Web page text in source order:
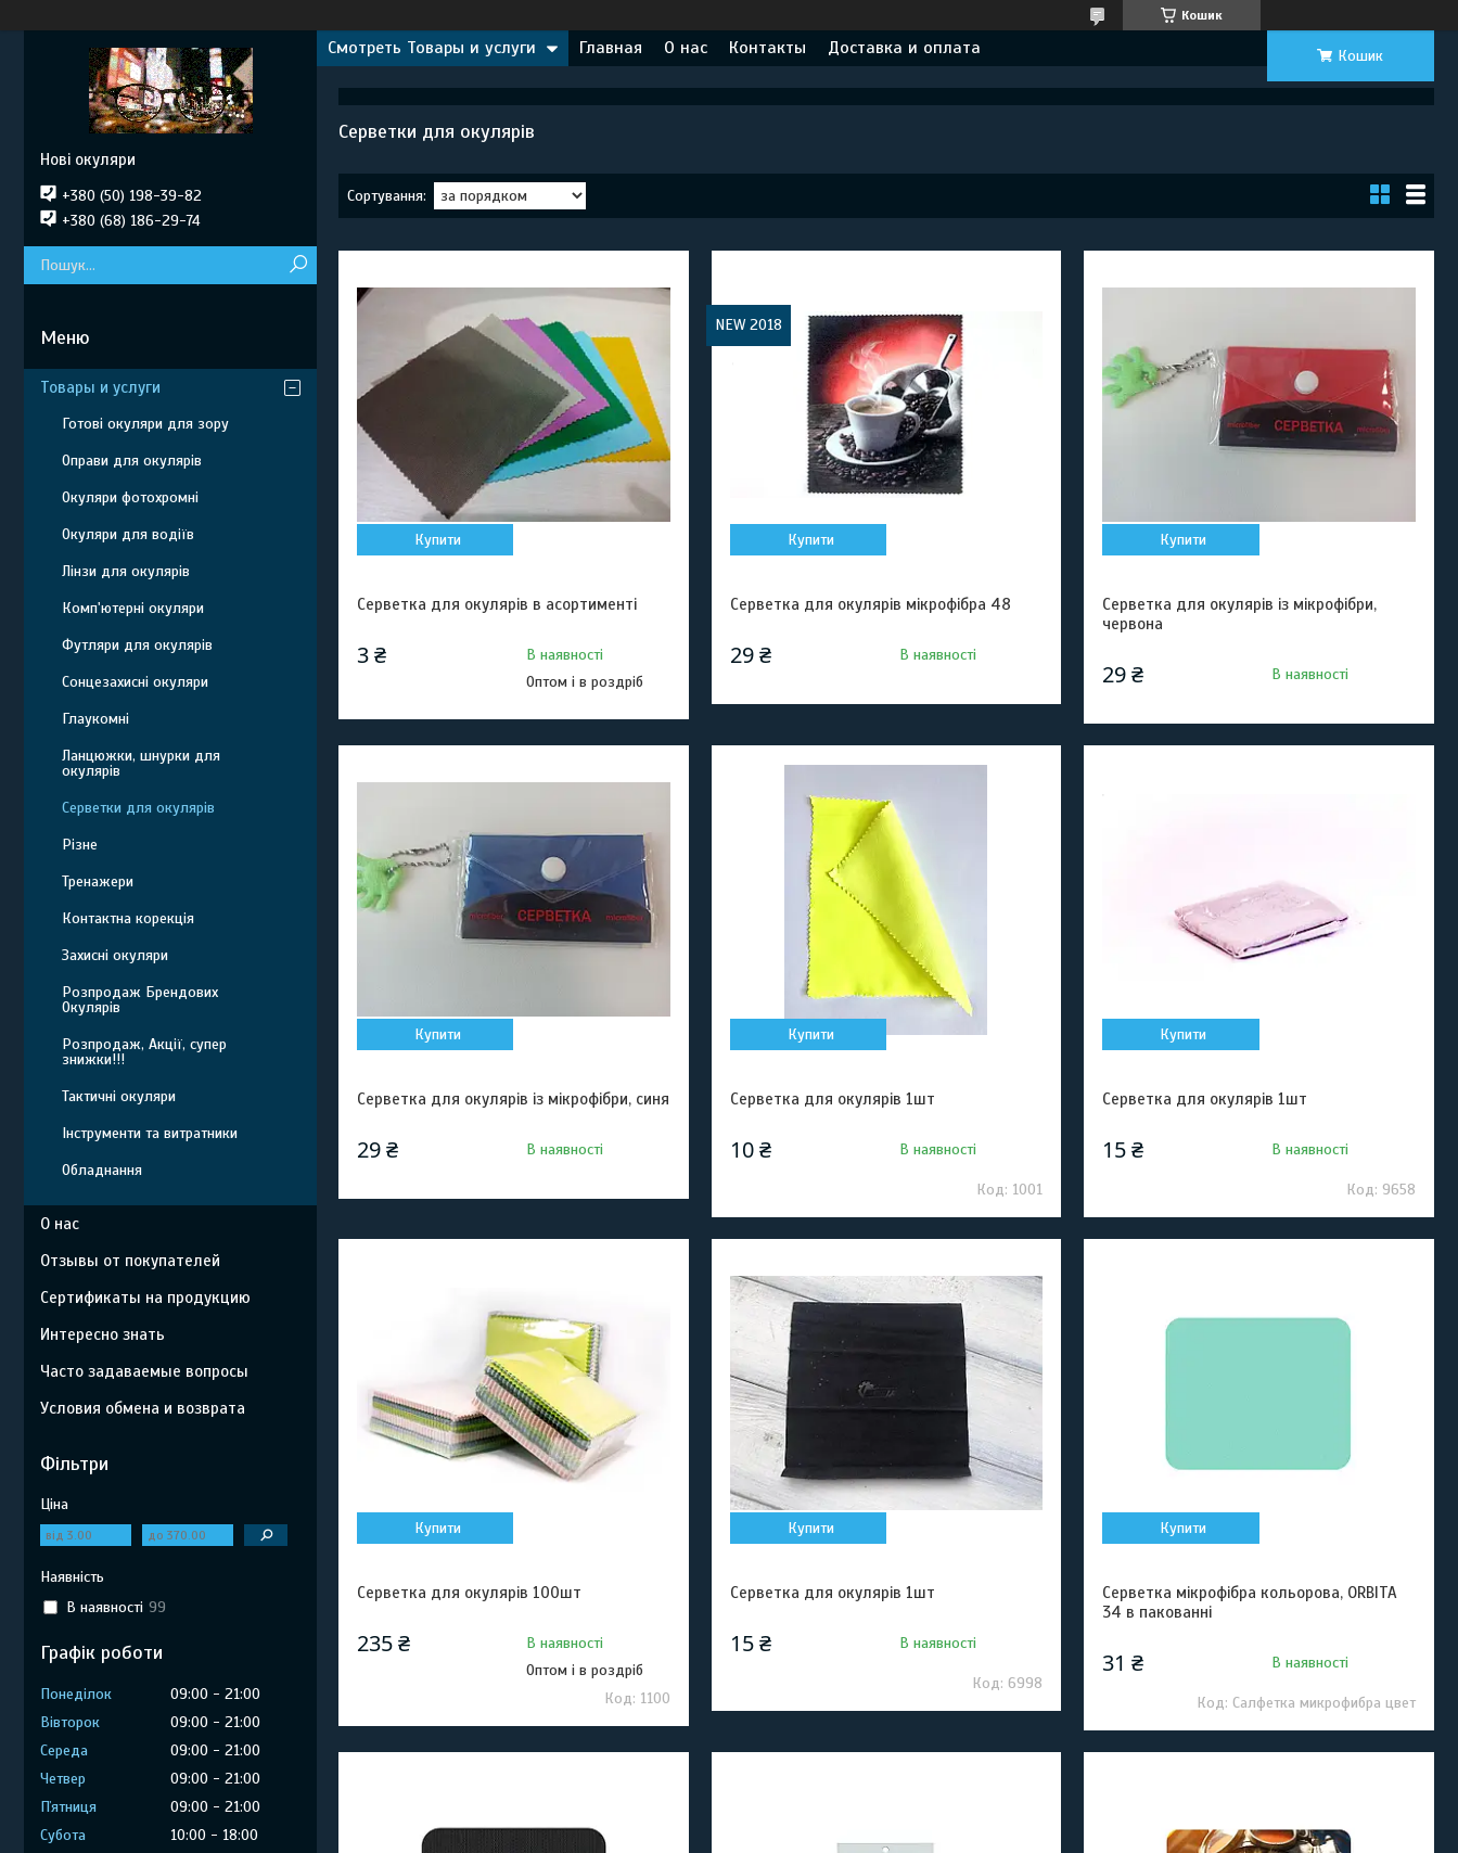
Кошик
Смотреть Товары и услуги Главная О нас Контакты Доставка и оплата Кошик
Серветки для окулярів
Купити
Серветка для окулярів в асортименті
3 ₴
В наявності
Оптом і в роздріб
NEW 2018
Купити
Серветка для окулярів мікрофібра 48
29 ₴ В наявності
Купити
Серветка для окулярів із мікрофібри,
червона
29 ₴ В наявності
Купити
Серветка для окулярів із мікрофібри, синя
29 ₴ В наявності
Купити
Серветка для окулярів 1шт
10 ₴ В наявності
1001
Купити
Серветка для окулярів 1шт
15 ₴ В наявності
9658
Купити
Серветка для окулярів 100шт
235 ₴
В наявності
Оптом і в роздріб
1100
Купити
Серветка для окулярів 1шт
15 ₴ В наявності
6998
Купити
Серветка мікрофібра кольорова, ORBITA
34 в пакованні
31 ₴ В наявності
Салфетка микрофибра цвет
Нові окуляри
+380 (50) 198-39-82
+380 (68) 186-29-74
Товары и услуги
Готові окуляри для зору
Оправи для окулярів
Окуляри фотохромні
Окуляри для водіїв
Лінзи для окулярів
Комп'ютерні окуляри
Футляри для окулярів
Сонцезахисні окуляри
Глаукомні
Ланцюжки, шнурки для
окулярів
Серветки для окулярів
Різне
Тренажери
Контактна корекція
Захисні окуляри
Розпродаж Брендових
Окулярів
Розпродаж, Акції, супер
знижки!!!
Тактичні окуляри
Інструменти та витратники
Обладнання
О нас
Отзывы от покупателей
Сертификаты на продукцию
Интересно знать
Часто задаваемые вопросы
Условия обмена и возврата
Фільтри
Ціна
Наявність
В наявності 99
Графік роботи
Понеділок 09:00
21:00
Вівторок
09:00
21:00
Середа
09:00
21:00
Четвер
09:00
21:00
Пʼятниця
09:00
21:00
Субота
10:00
18:00